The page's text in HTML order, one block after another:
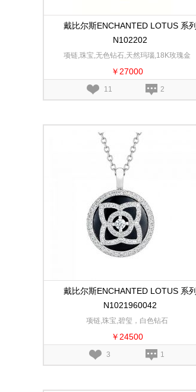
戴比尔斯ENCHANTED LOTUS 系列
N102202
项链,珠宝,无色钻石,天然玛瑙,18K玫瑰金
￥27000
11 2
戴比尔斯ENCHANTED LOTUS 系列
N1021960042
项链,珠宝,碧玺，白色钻石
￥24500
3 1